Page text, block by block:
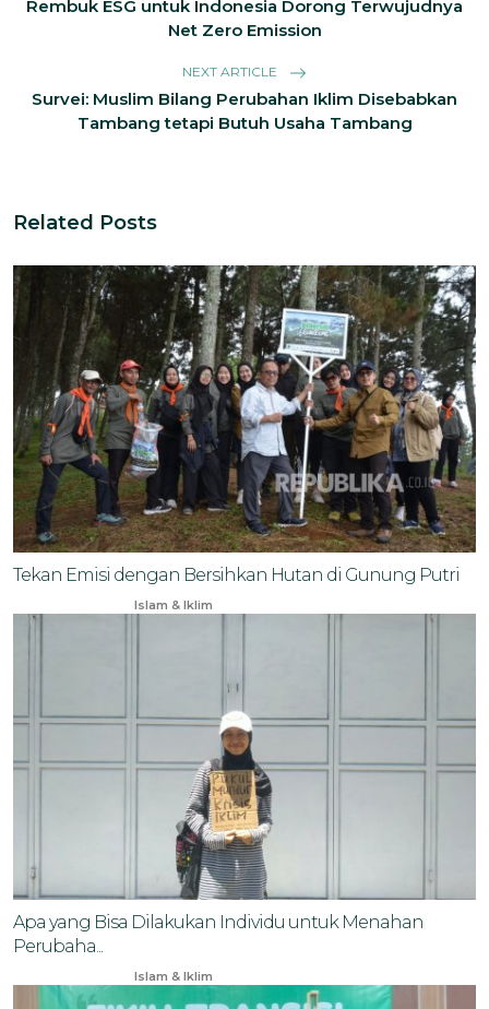
Rembuk ESG untuk Indonesia Dorong Terwujudnya
Net Zero Emission
NEXT ARTICLE
Survei: Muslim Bilang Perubahan Iklim Disebabkan
Tambang tetapi Butuh Usaha Tambang
Related Posts
Tekan Emisi dengan Bersihkan Hutan di Gunung Putri
Islam & Iklim
Apa yang Bisa Dilakukan Individu untuk Menahan
Perubaha...
Islam & Iklim